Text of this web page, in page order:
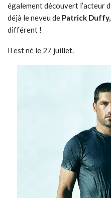
également découvert l’acteur
déjà le neveu de Patrick Duffy,
différent !
Il est né le 27 juillet.